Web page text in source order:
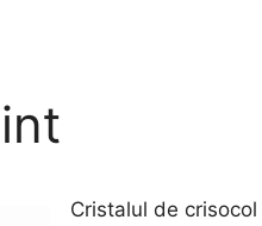
Cristalul de